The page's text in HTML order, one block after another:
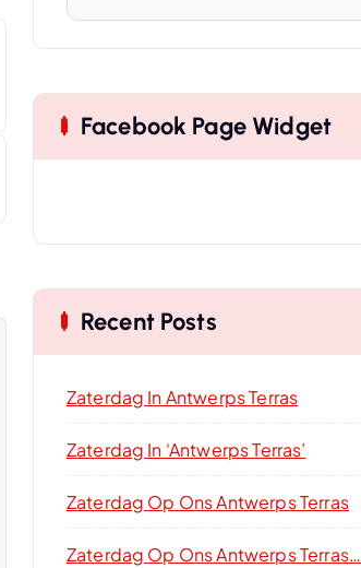
Facebook Page Widget
Recent Posts
Zaterdag In Antwerps Terras
Zaterdag In ‘Antwerps Terras’
Zaterdag Op Ons Antwerps Terras
Zaterdag Op Ons Antwerps Terras…